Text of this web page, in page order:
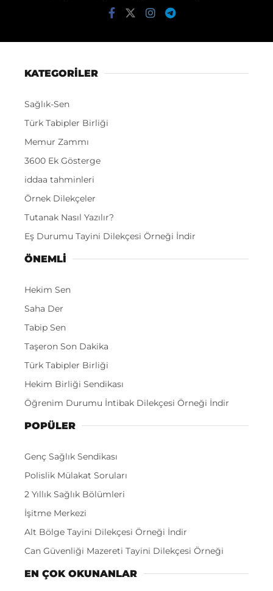
KATEGORİLER
Sağlık-Sen
Türk Tabipler Birliği
Memur Zammı
3600 Ek Gösterge
iddaa tahminleri
Örnek Dilekçeler
Tutanak Nasıl Yazılır?
Eş Durumu Tayini Dilekçesi Örneği İndir
ÖNEMLI
Hekim Sen
Saha Der
Tabip Sen
Taşeron Son Dakika
Türk Tabipler Birliği
Hekim Birliği Sendikası
Öğrenim Durumu İntibak Dilekçesi Örneği İndir
POPÜLER
Genç Sağlık Sendikası
Polislik Mülakat Soruları
2 Yıllık Sağlık Bölümleri
İşitme Merkezi
Alt Bölge Tayini Dilekçesi Örneği İndir
Can Güvenliği Mazereti Tayini Dilekçesi Örneği
EN ÇOK OKUNANLAR